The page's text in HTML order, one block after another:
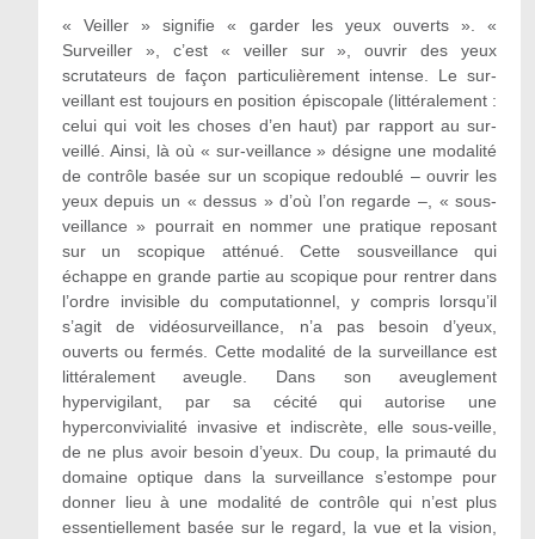
« Veiller » signifie « garder les yeux ouverts ». «
Surveiller », c’est « veiller sur », ouvrir des yeux
scrutateurs de façon particulièrement intense. Le sur-
veillant est toujours en position épiscopale (littéralement :
celui qui voit les choses d’en haut) par rapport au sur-
veillé. Ainsi, là où « sur-veillance » désigne une modalité
de contrôle basée sur un scopique redoublé – ouvrir les
yeux depuis un « dessus » d’où l’on regarde –, « sous-
veillance » pourrait en nommer une pratique reposant
sur un scopique atténué. Cette sousveillance qui
échappe en grande partie au scopique pour rentrer dans
l’ordre invisible du computationnel, y compris lorsqu’il
s’agit de vidéosurveillance, n’a pas besoin d’yeux,
ouverts ou fermés. Cette modalité de la surveillance est
littéralement aveugle. Dans son aveuglement
hypervigilant, par sa cécité qui autorise une
hyperconvivialité invasive et indiscrète, elle sous-veille,
de ne plus avoir besoin d’yeux. Du coup, la primauté du
domaine optique dans la surveillance s’estompe pour
donner lieu à une modalité de contrôle qui n’est plus
essentiellement basée sur le regard, la vue et la vision,